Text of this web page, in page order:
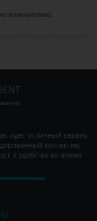
компаниями.
ждет отличный сервис
коллектив,
и удобство во время